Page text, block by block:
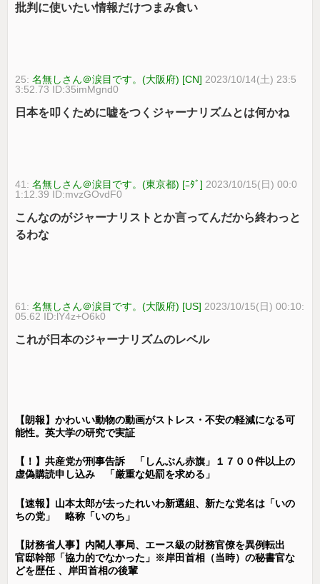
批判に使いたい情報だけつまみ食い
25:名無しさん＠涙目です。(大阪府) [CN] 2023/10/14(土) 23:5
3:52.73 ID:35imMgnd0
日本を叩くために嘘をつくジャーナリズムとは何かね
41:名無しさん＠涙目です。(東京都) [ﾆﾀﾞ] 2023/10/15(日) 00:0
1:12.39 ID:mvzGOvdF0
こんなのがジャーナリストとか言ってんだから終わっと
るわな
61:名無しさん＠涙目です。(大阪府) [US] 2023/10/15(日) 00:10:
05.62 ID:lY4z+O6k0
これが日本のジャーナリズムのレベル
【朗報】かわいい動物の動画がストレス・不安の軽減になる可
能性。英大学の研究で実証
【！】共産党が刑事告訴 「しんぶん赤旗」１７００件以上の
虚偽購読申し込み 「厳重な処罰を求める」
【速報】山本太郎が去ったれいわ新選組、新たな党名は「いの
ちの党」 略称「いのち」
【財務省人事】内閣人事局、エース級の財務官僚を異例転出
官邸幹部「協力的でなかった」※岸田首相（当時）の秘書官な
どを歴任 、岸田首相の後輩